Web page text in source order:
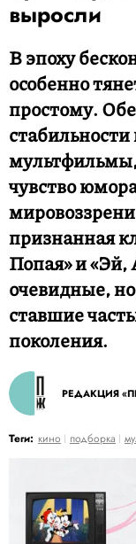
выросли
В эпоху
особенно
простому.
чувство
признанная
Попая» и «Эй,
очевидные,
ставшие
поколения.
РЕДАКЦИЯ
Теги: кино подборка